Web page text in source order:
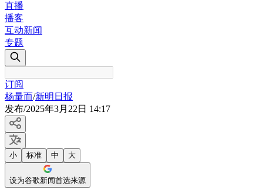
直播
播客
互动新闻
专题
订阅
杨量而/新明日报
发布/2025年3月22日 14:17
小 标准 中 大
设为谷歌新闻首选来源